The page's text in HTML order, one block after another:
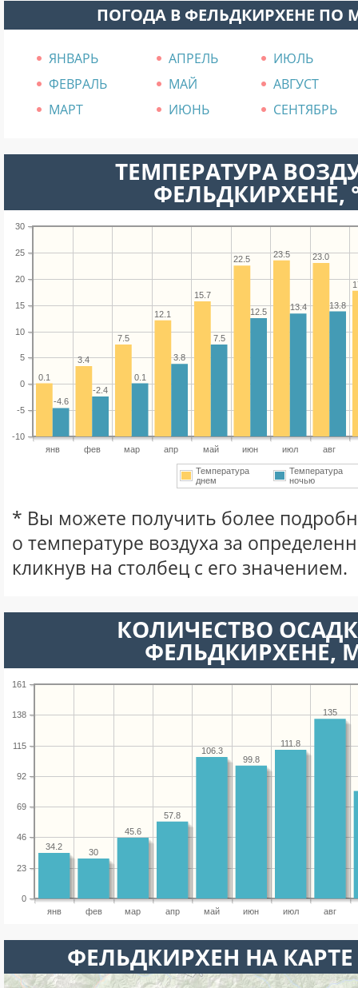
ПОГОДА В ФЕЛЬДКИРХЕНЕ ПО
ЯНВАРЬ АПРЕЛЬ
ИЮЛЬ
ФЕВРАЛЬ
МАЙ
АВГУСТ
МАРТ
ИЮНЬ СЕНТЯБРЬ
ТЕМПЕРАТУРА
ФЕЛЬДКИРХЕНЕ,
янв фев мар апр май июн июл авг
-10
-5
0
5
10
15
20
25
30
23.0
23.5
22.5
15.7
12.1
7.5
3.4
0.1
13.8
13.4
12.5
7.5
3.8
0.1
-2.4
-4.6
Температура
днем
Температура
ночью
* Вы можете получить более
о температуре воздуха за
кликнув на столбец с его значением.
КОЛИЧЕСТВО
ФЕЛЬДКИРХЕНЕ,
янв фев мар апр май июн июл авг
0
23
46
69
92
115
138
161
135
111.8
99.8
106.3
57.8
45.6
30
34.2
ФЕЛЬДКИРХЕН НА